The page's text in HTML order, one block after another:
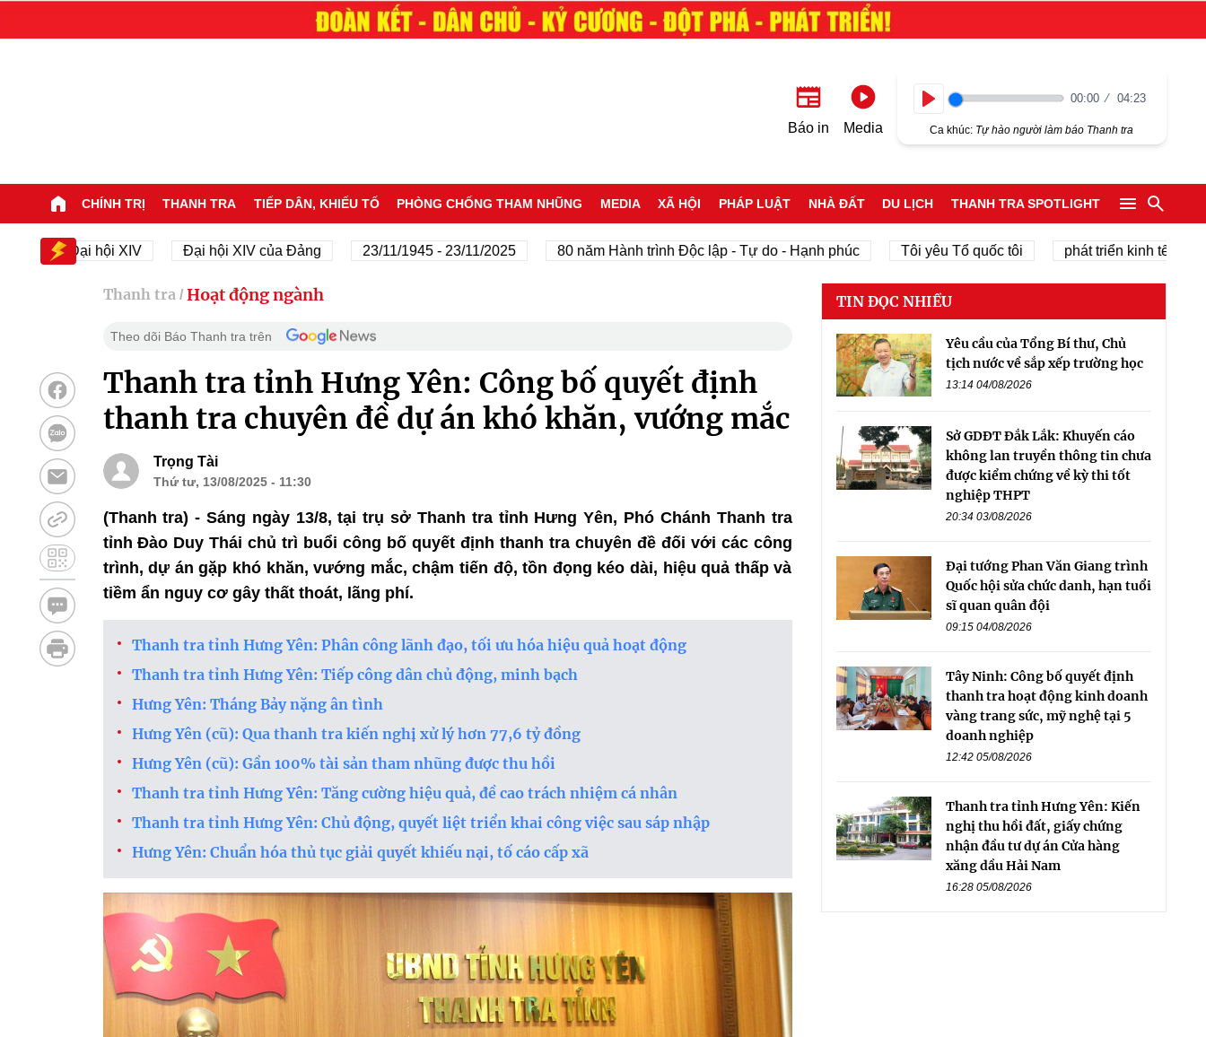
Báo in Media
00:00 04:23
Ca khúc: Tự hào người làm báo Thanh tra
CHÍNH TRỊ THANH TRA TIẾP DÂN, KHIẾU TỐ PHÒNG CHỐNG THAM NHŨNG MEDIA XÃ HỘI PHÁP LUẬT NHÀ ĐẤT DU LỊCH THANH TRA SPOTLIGHT
Đại hội XIV Đại hội XIV của Đảng 23/11/1945 - 23/11/2025 80 năm Hành trình Độc lập - Tự do - Hạnh phúc Tôi yêu Tổ quốc tôi phát triển kinh tế tư nhân
Thanh tra / Hoạt động ngành
Theo dõi Báo Thanh tra trên
Thanh tra tỉnh Hưng Yên: Công bố quyết định
thanh tra chuyên đề dự án khó khăn, vướng mắc
Trọng Tài
Thứ tư, 13/08/2025 - 11:30
(Thanh tra) - Sáng ngày 13/8, tại trụ sở Thanh tra tỉnh Hưng Yên, Phó Chánh Thanh tra
tỉnh Đào Duy Thái chủ trì buổi công bố quyết định thanh tra chuyên đề đối với các công
trình, dự án gặp khó khăn, vướng mắc, chậm tiến độ, tồn đọng kéo dài, hiệu quả thấp và
tiềm ẩn nguy cơ gây thất thoát, lãng phí.
Thanh tra tỉnh Hưng Yên: Phân công lãnh đạo, tối ưu hóa hiệu quả hoạt động
Thanh tra tỉnh Hưng Yên: Tiếp công dân chủ động, minh bạch
Hưng Yên: Tháng Bảy nặng ân tình
Hưng Yên (cũ): Qua thanh tra kiến nghị xử lý hơn 77,6 tỷ đồng
Hưng Yên (cũ): Gần 100% tài sản tham nhũng được thu hồi
Thanh tra tỉnh Hưng Yên: Tăng cường hiệu quả, đề cao trách nhiệm cá nhân
Thanh tra tỉnh Hưng Yên: Chủ động, quyết liệt triển khai công việc sau sáp nhập
Hưng Yên: Chuẩn hóa thủ tục giải quyết khiếu nại, tố cáo cấp xã
TIN ĐỌC NHIỀU
Yêu cầu của Tổng Bí thư, Chủ
tịch nước về sắp xếp trường học
13:14 04/08/2026
Sở GDĐT Đắk Lắk: Khuyến cáo
không lan truyền thông tin chưa
được kiểm chứng về kỳ thi tốt
nghiệp THPT
20:34 03/08/2026
Đại tướng Phan Văn Giang trình
Quốc hội sửa chức danh, hạn tuổi
sĩ quan quân đội
09:15 04/08/2026
Tây Ninh: Công bố quyết định
thanh tra hoạt động kinh doanh
vàng trang sức, mỹ nghệ tại 5
doanh nghiệp
12:42 05/08/2026
Thanh tra tỉnh Hưng Yên: Kiến
nghị thu hồi đất, giấy chứng
nhận đầu tư dự án Cửa hàng
xăng dầu Hải Nam
16:28 05/08/2026